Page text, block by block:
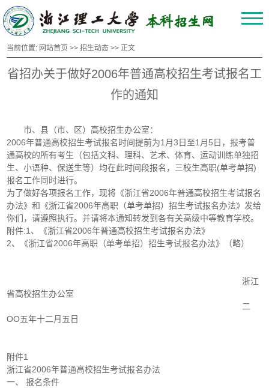
当前位置: 网站首页 >>招生动态 >> 正文
省招办关于做好2006年普通高校招生考试报名工
作的通知
市、县（市、区）高校招生办公室：
2006年普通高校招生考试报名时间提前为1月3日至1月5日，报考普
通高校的所有考生（包括文科、理科、艺术、体育、运动训练单独招
生、小语种、保送生等）均在此时间段报名，三校生高职(单考单招)
报名工作同时进行。
为了做好各项报名工作，现将《浙江省2006年普通高校招生考试报名
办法》和《浙江省2006年高职（单考单招）招生考试报名办法》发给
你们，请遵照执行。并请将本通知转发到各有关高级中等教育学校。
附件:1、《浙江省2006年普通高校招生考试报名办法》
2、《浙江省2006年高职（单考单招）招生考试报名办法》（略）
浙江
省高校招生办公室
二
OO五年十二月五日
附件1
浙江省2006年普通高校招生考试报名办法
一、 报名条件